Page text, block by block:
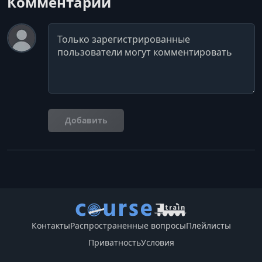
Комментарий
Добавить
КонтактыРаспространенные вопросыПлейлисты
ПриватностьУсловия